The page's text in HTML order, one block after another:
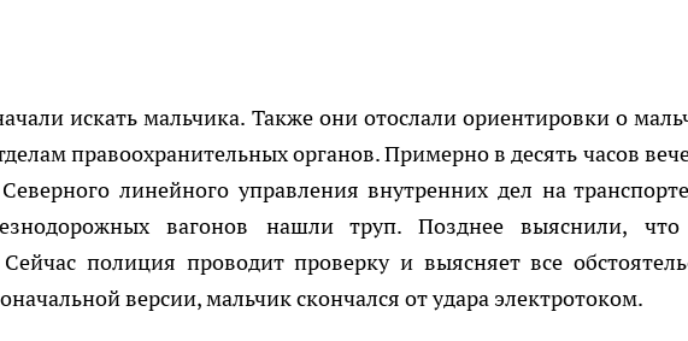
искать мальчика. Также они отослали ориентировки о
правоохранительных органов. Примерно в десять часов
линейного управления внутренних дел на
вагонов нашли труп. Позднее выяснили, что
полиция проводит проверку и выясняет все
версии, мальчик скончался от удара электротоком.